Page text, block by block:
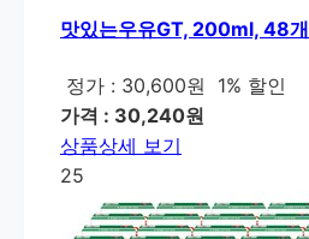
맛있는우유GT, 200ml, 48개
정가 : 30,600원
1% 할인
가격 : 30,240원
상품상세 보기
25